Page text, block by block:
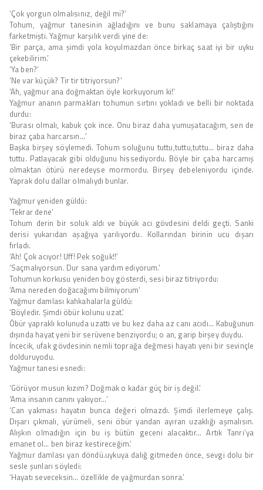
‘Çok yorgun olmalısınız, değil mi?’
Tohum, yağmur tanesinin ağladığını ve bunu saklamaya çalıştığını
farketmişti. Yağmur karşılık verdi yine de:
‘Bir parça, ama şimdi yola koyulmazdan önce birkaç saat iyi bir uyku
çekebilirim.’
‘Ya ben?’
‘Ne var küçük? Tir tir titriyorsun?’
‘Ah, yağmur ana doğmaktan öyle korkuyorum ki!’
Yağmur ananın parmakları tohumun sırtını yokladı ve belli bir noktada
durdu:
‘Burası olmalı, kabuk çok ince. Onu biraz daha yumuşatacağım, sen de
biraz çaba harcarsın…’
Başka birşey söylemedi. Tohum soluğunu tuttu,tuttu,tuttu… biraz daha
tuttu. Patlayacak gibi olduğunu hissediyordu. Böyle bir çaba harcamış
olmaktan ötürü neredeyse mormordu. Birşey debeleniyordu içinde.
Yaprak dolu dallar olmalıydı bunlar.
Yağmur yeniden güldü:
‘Tekrar dene’
Tohum derin bir soluk aldı ve büyük acı gövdesini deldi geçti. Sanki
derisi yukarıdan aşağıya yarılıyordu. Kollarından birinin ucu dışarı
fırladı.
‘Ah! Çok acıyor! Uff! Pek soğuk!!’
‘Saçmalıyorsun. Dur sana yardım ediyorum.’
Tohumun korkusu yeniden boy gösterdi, sesi biraz titriyordu:
‘Ama nereden doğacağımı bilmiyorum’
Yağmur damlası kahkahalarla güldü:
‘Böyledir. Şimdi öbür kolunu uzat.’
Öbür yapraklı kolunuda uzattı ve bu kez daha az canı acıdı… Kabuğunun
dışında hayat yeni bir serüvene benziyordu; o an, garip birşey duydu.
İncecik, ufak gövdesinin nemli toprağa değmesi hayatı yeni bir sevinçle
dolduruyodu.
Yağmur tanesi esnedi:
‘Görüyor musun kızım? Doğmak o kadar güç bir iş değil.’
‘Ama insanın canını yakıyor…’
‘Can yakması hayatın bunca değeri olmazdı. Şimdi ilerlemeye çalış.
Dışarı çıkmalı, yürümeli, seni öbür yandan ayıran uzaklığı aşmalısın.
Alışkın olmadığın için bu iş bütün geceni alacaktır… Artık Tanrı’ya
emanet ol… ben biraz kestireceğim.’
Yağmur damlası yan döndü.uykuya dalığ gitmeden önce, sevgi dolu bir
sesle şunları söyledi:
‘Hayatı seveceksin… özellikle de yağmurdan sonra.’